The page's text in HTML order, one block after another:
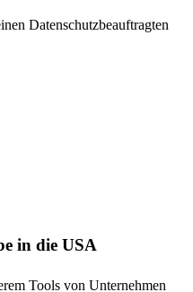
Datenschutzbeauftragten
in die USA
Tools von Unternehmen